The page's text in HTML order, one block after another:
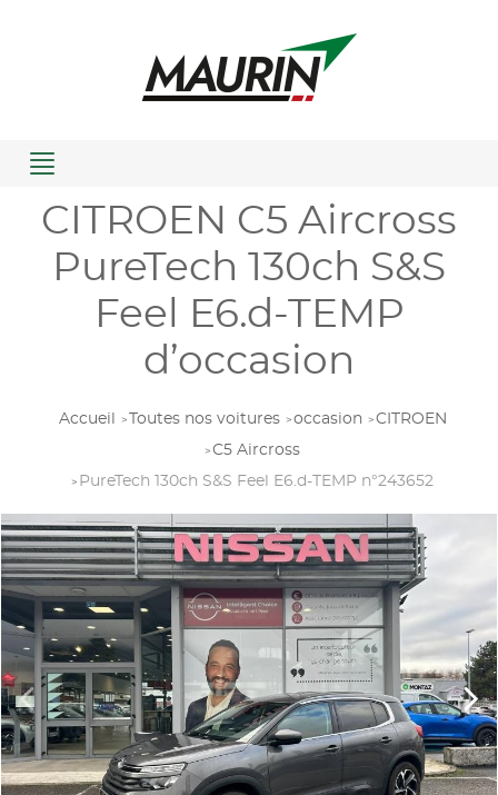
Menu
CITROEN C5 Aircross
PureTech 130ch S&S
Feel E6.d-TEMP
d’occasion
Accueil Toutes nos voitures occasion
CITROEN
C5 Aircross
PureTech 130ch S&S Feel E6.d-TEMP n°243652